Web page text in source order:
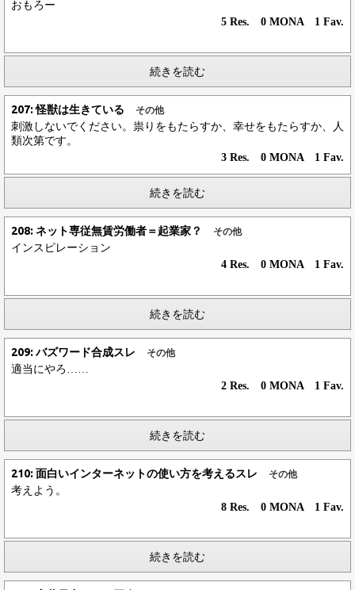
おもろー
5 Res. 0 MONA 1 Fav.
続きを読む
207: 怪獣は生きている その他
刺激しないでください。祟りをもたらすか、幸せをもたらすか、人
類次第です。
3 Res. 0 MONA 1 Fav.
続きを読む
208: ネット専従無賃労働者＝起業家？ その他
インスピレーション
4 Res. 0 MONA 1 Fav.
続きを読む
209: バズワード合成スレ その他
適当にやろ……
2 Res. 0 MONA 1 Fav.
続きを読む
210: 面白いインターネットの使い方を考えるスレ その他
考えよう。
8 Res. 0 MONA 1 Fav.
続きを読む